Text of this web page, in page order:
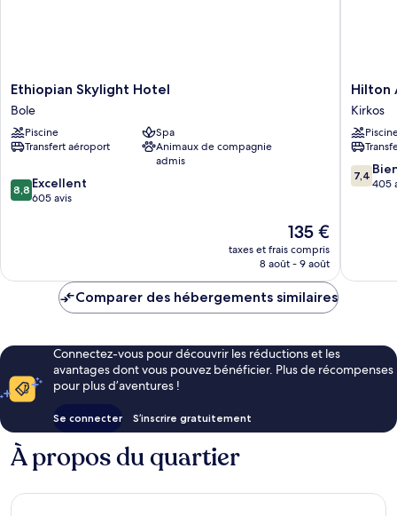
Ethiopian
Skylight
Hotel
Bole
Ethiopian Skylight Hotel
Bole
Piscine
Spa
Transfert aéroport
Animaux de compagnie
admis
8.8
sur
8,8 Excellent
605 avis
Le
nouveau
prix
de
135 €
taxes et frais compris
8 août - 9 août
Hilton
Addis
Ababa
Kirkos
Hilton
Kirkos
7.4
sur
7,4
405
Comparer des hébergements similaires
Connectez-vous pour découvrir les réductions et les
avantages dont vous pouvez bénéficier. Plus de récompenses
pour plus d’aventures !
Se connecter S’inscrire gratuitement
À propos du quartier